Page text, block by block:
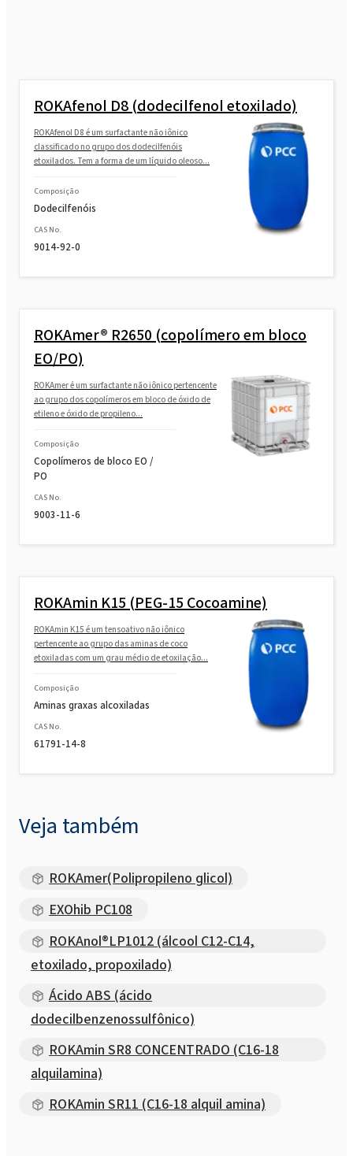
ROKAfenol D8 (dodecilfenol etoxilado)
ROKAfenol D8 é um surfactante não iônico
classificado no grupo dos dodecilfenóis
etoxilados. Tem a forma de um líquido oleoso...
Composição
Dodecilfenóis
CAS No.
9014-92-0
ROKAmer® R2650 (copolímero em bloco
EO/PO)
ROKAmer é um surfactante não iônico pertencente
ao grupo dos copolímeros em bloco de óxido de
etileno e óxido de propileno...
Composição
Copolímeros de bloco EO /
PO
CAS No.
9003-11-6
ROKAmin K15 (PEG-15 Cocoamine)
ROKAmin K15 é um tensoativo não iônico
pertencente ao grupo das aminas de coco
etoxiladas com um grau médio de etoxilação...
Composição
Aminas graxas alcoxiladas
CAS No.
61791-14-8
Veja também
ROKAmer(Polipropileno glicol)
EXOhib PC108
ROKAnol®LP1012 (álcool C12-C14,
etoxilado, propoxilado)
Ácido ABS (ácido
dodecilbenzenossulfônico)
ROKAmin SR8 CONCENTRADO (C16-18
alquilamina)
ROKAmin SR11 (C16-18 alquil amina)